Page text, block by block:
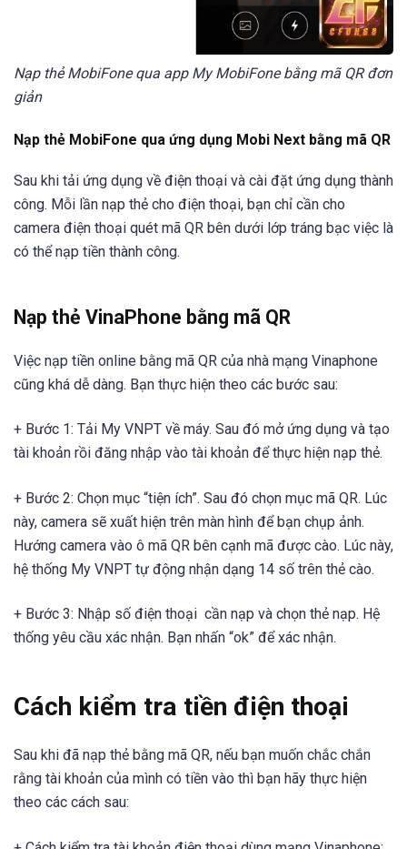
Nạp thẻ MobiFone qua app My MobiFone bằng mã QR đơn
giản
Nạp thẻ MobiFone qua ứng dụng Mobi Next bằng mã QR
Sau khi tải ứng dụng về điện thoại và cài đặt ứng dụng thành
công. Mỗi lần nạp thẻ cho điện thoại, bạn chỉ cần cho
camera điện thoại quét mã QR bên dưới lớp tráng bạc việc là
có thể nạp tiền thành công.
Nạp thẻ VinaPhone bằng mã QR
Việc nạp tiền online bằng mã QR của nhà mạng Vinaphone
cũng khá dễ dàng. Bạn thực hiện theo các bước sau:
+ Bước 1: Tải My VNPT về máy. Sau đó mở ứng dụng và tạo
tài khoản rồi đăng nhập vào tài khoản để thực hiện nạp thẻ.
+ Bước 2: Chọn mục “tiện ích”. Sau đó chọn mục mã QR. Lúc
này, camera sẽ xuất hiện trên màn hình để bạn chụp ảnh.
Hướng camera vào ô mã QR bên cạnh mã được cào. Lúc này,
hệ thống My VNPT tự động nhận dạng 14 số trên thẻ cào.
+ Bước 3: Nhập số điện thoại cần nạp và chọn thẻ nạp. Hệ
thống yêu cầu xác nhận. Bạn nhấn “ok” để xác nhận.
Cách kiểm tra tiền điện thoại
Sau khi đã nạp thẻ bằng mã QR, nếu bạn muốn chắc chắn
rằng tài khoản của mình có tiền vào thì bạn hãy thực hiện
theo các cách sau: